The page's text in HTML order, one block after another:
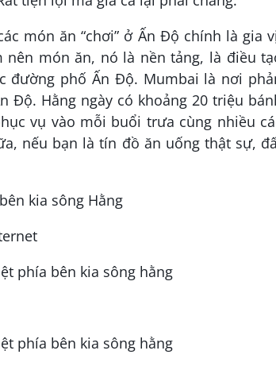
món ăn “chơi” ở Ấn Độ chính là gia
món ăn, nó là nền tảng, là điều
đường phố Ấn Độ. Mumbai là nơi
Độ. Hằng ngày có khoảng 20 triệu
vụ vào mỗi buổi trưa cùng nhiều
nếu bạn là tín đồ ăn uống thật sự,